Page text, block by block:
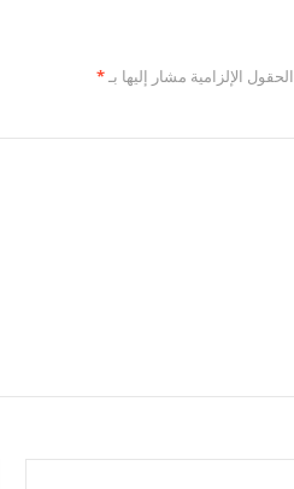
الحقول الإلزامية مشار إليها بـ*